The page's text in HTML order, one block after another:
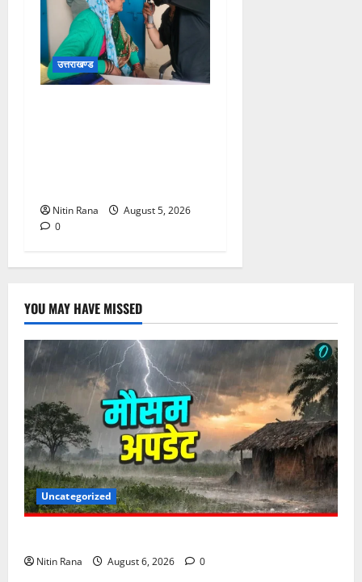
उत्तराखण्ड
Nitin Rana
August 5, 2026
0
YOU MAY HAVE MISSED
Uncategorized
Nitin Rana August 6, 2026 0